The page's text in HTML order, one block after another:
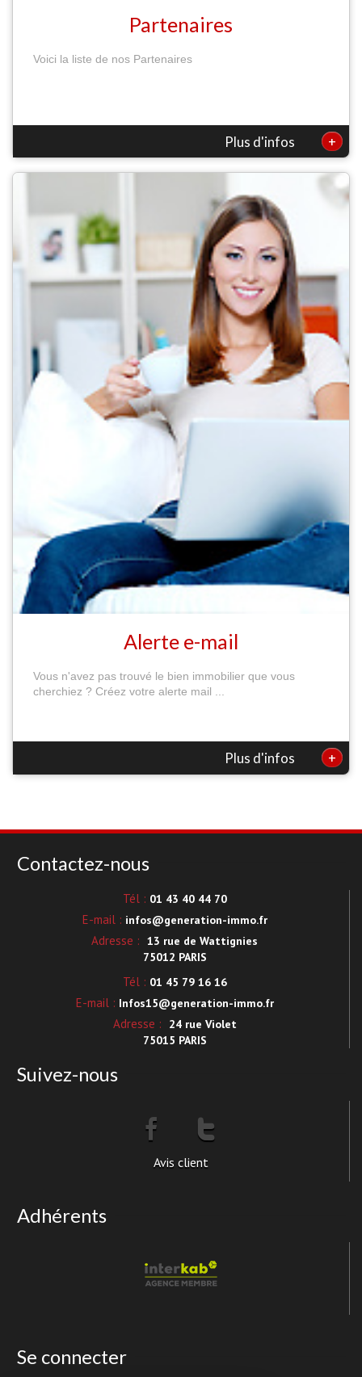
Partenaires
Voici la liste de nos Partenaires
Plus d'infos +
Alerte e-mail
Vous n'avez pas trouvé le bien immobilier que vous
cherchiez ? Créez votre alerte mail ...
Plus d'infos +
Contactez-nous
Tél : 01 43 40 44 70
E-mail : infos@generation-immo.fr
Adresse : 13 rue de Wattignies
75012 PARIS
Tél : 01 45 79 16 16
E-mail : Infos15@generation-immo.fr
Adresse :
24 rue Violet
75015 PARIS
Suivez-nous
Avis client
Adhérents
Se connecter